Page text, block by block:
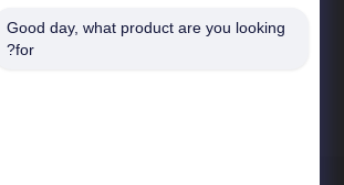
المنتجات
Good day, what product are you looking
for?